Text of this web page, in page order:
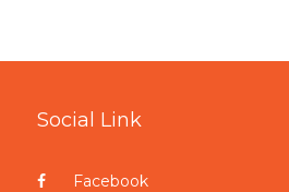
Social Link
Facebook